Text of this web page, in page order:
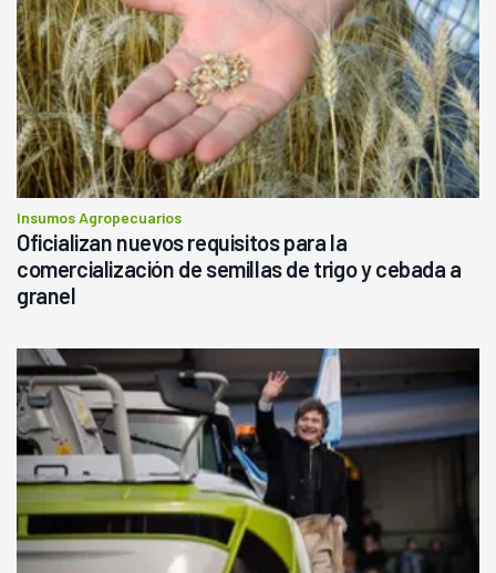
Insumos Agropecuarios
Oficializan nuevos requisitos para la
comercialización de semillas de trigo y cebada a
granel